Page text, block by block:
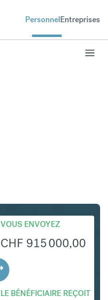
PersonnelEntreprises
VOUS ENVOYEZ
CHF 915 000,00
LE BÉNÉFICIAIRE REÇOIT